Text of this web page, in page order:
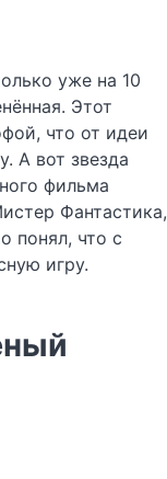
уже на 10
Этот
что от идеи
А вот звезда
фильма
Фантастика,
понял, что с
игру.